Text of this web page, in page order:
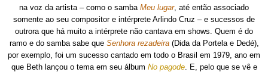
na voz da artista – como o samba Meu lugar, até então associado
somente ao seu compositor e intérprete Arlindo Cruz – e sucessos de
outrora que há muito a intérprete não cantava em shows. Quem é do
ramo e do samba sabe que Senhora rezadeira(Dida da Portela e Dedé),
por exemplo, foi um sucesso cantado em todo o Brasil em 1979, ano em
que Bethlançou o tema em seu álbum No pagode. E, pelo que se vê e